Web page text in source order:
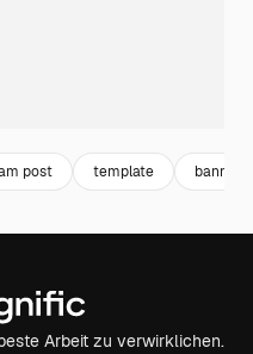
post template banner
Arbeit zu verwirklichen.